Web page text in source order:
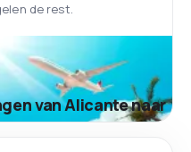
de rest.
van Alicante naar